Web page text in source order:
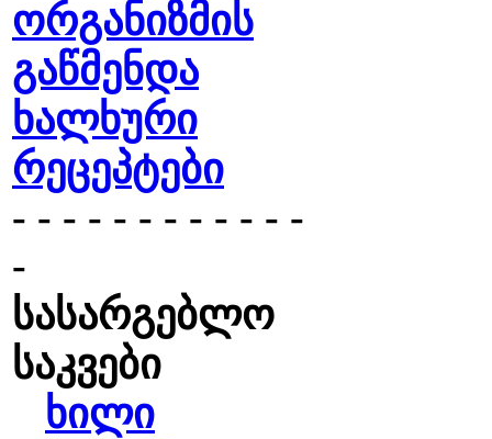
ორგანიზმის
გაწმენდა
ხალხური
რეცეპტები
- - - - - - - - - - - -
-
სასარგებლო
საკვები
ხილი